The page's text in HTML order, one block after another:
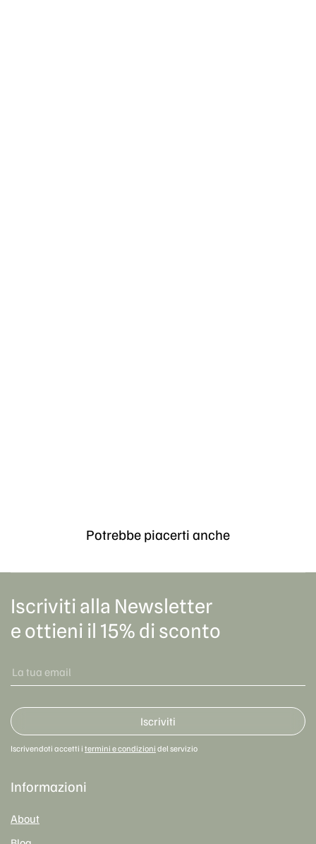
Potrebbe piacerti anche
Iscriviti alla Newsletter
e ottieni il 15% di sconto
Iscriviti
Iscrivendoti accetti i termini e condizioni del servizio
Informazioni
About